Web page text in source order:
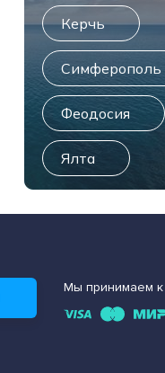
Керчь
Симферополь
Феодосия
Ялта
Мы принимаем к